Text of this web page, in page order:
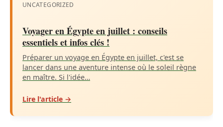
UNCATEGORIZED
Voyager en Égypte en juillet : conseils
essentiels et infos clés !
Préparer un voyage en Égypte en juillet, c'est se
lancer dans une aventure intense où le soleil règne
en maître. Si l'idée…
Lire l'article →